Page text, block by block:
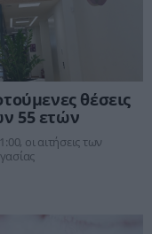
θέσεις
55 ετών
οι αιτήσεις των